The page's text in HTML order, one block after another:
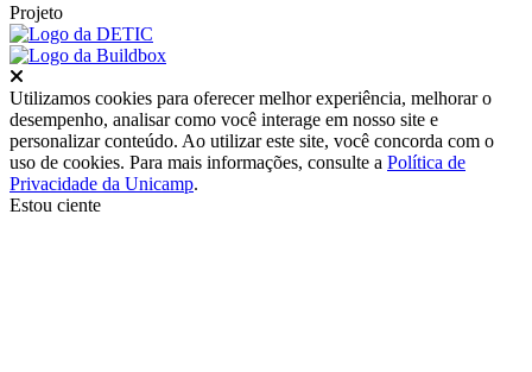
Projeto
Utilizamos cookies para oferecer melhor experiência, melhorar o
desempenho, analisar como você interage em nosso site e
personalizar conteúdo. Ao utilizar este site, você concorda com o
uso de cookies. Para mais informações, consulte a Política de
Privacidade da Unicamp.
Estou ciente